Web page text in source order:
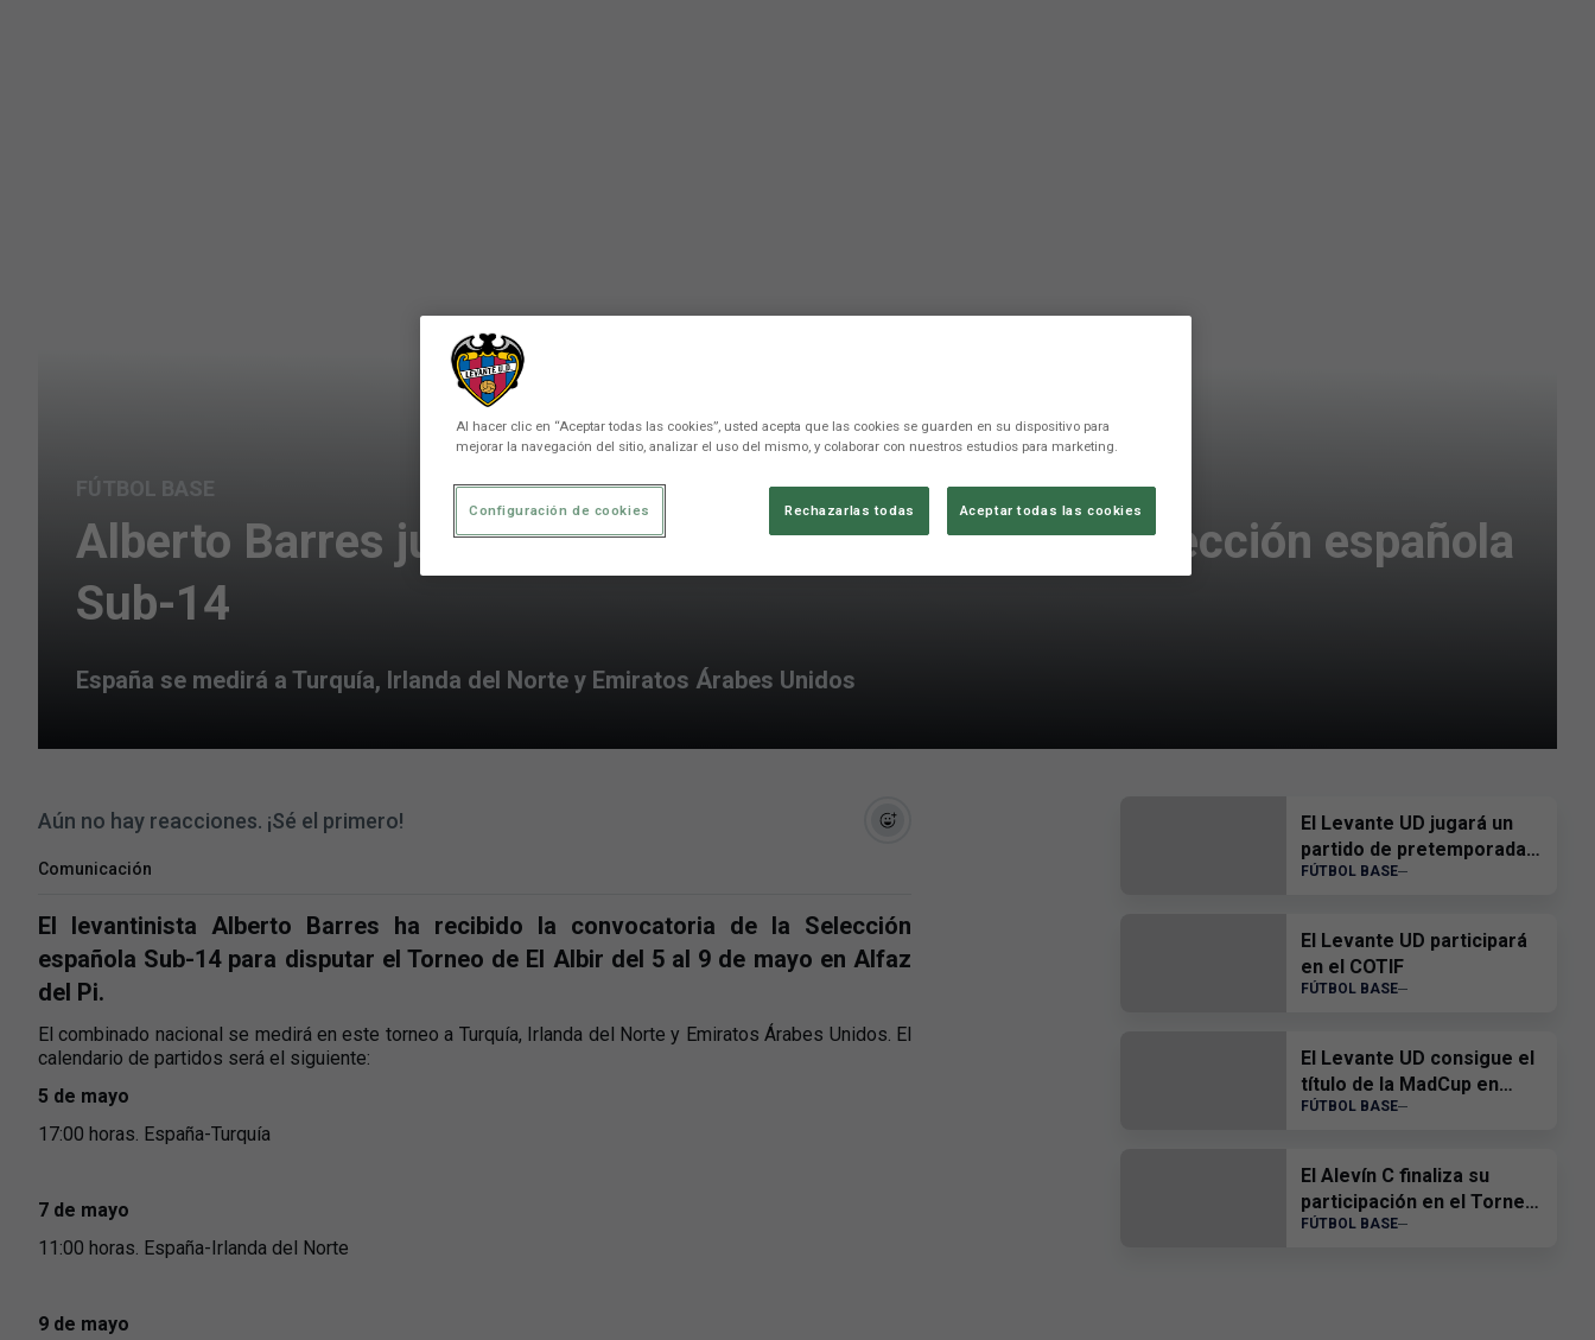
FÚTBOL BASE
Alberto Barres jugará el Torneo de El Albir con la Selección española
Sub-14
España se medirá a Turquía, Irlanda del Norte y Emiratos Árabes Unidos
Aún no hay reacciones. ¡Sé el primero!
Comunicación
El levantinista Alberto Barres ha recibido la convocatoria de la Selección
española Sub-14 para disputar el Torneo de El Albir del 5 al 9 de mayo en Alfaz
del Pi.
El combinado nacional se medirá en este torneo a Turquía, Irlanda del Norte y Emiratos Árabes Unidos. El
calendario de partidos será el siguiente:
5 de mayo
17:00 horas. España-Turquía
7 de mayo
11:00 horas. España-Irlanda del Norte
9 de mayo
El Levante UD jugará un
partido de pretemporada
contra el Villarreal CF
FÚTBOL BASE
El Levante UD participará
en el COTIF
FÚTBOL BASE
El Levante UD consigue el
título de la MadCup en
categoría sub-16 y sub-19
FÚTBOL BASE
El Alevín C finaliza su
participación en el Torneo
Futura Moeve en las
FÚTBOL BASE
Al hacer clic en “Aceptar todas las cookies”, usted acepta que las cookies se guarden en su dispositivo para
mejorar la navegación del sitio, analizar el uso del mismo, y colaborar con nuestros estudios para marketing.
Rechazarlas todas Aceptar todas las cookies
Configuración de cookies